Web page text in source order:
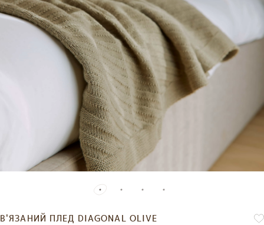
В'ЯЗАНИЙ ПЛЕД DIAGONAL OLIVE